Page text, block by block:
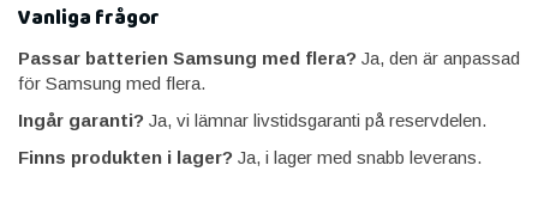
Vanliga frågor
Passar batterien Samsung med flera? Ja, den är anpassad
för Samsung med flera.
Ingår garanti? Ja, vi lämnar livstidsgaranti på reservdelen.
Finns produkten i lager? Ja, i lager med snabb leverans.